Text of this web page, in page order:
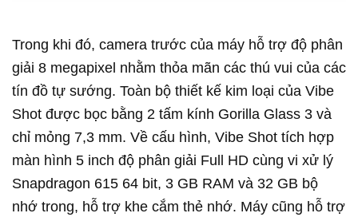
Trong khi đó, camera trước của máy hỗ trợ độ phân
giải 8 megapixel nhằm thỏa mãn các thú vui của các
tín đồ tự sướng. Toàn bộ thiết kế kim loại của Vibe
Shot được bọc bằng 2 tấm kính Gorilla Glass 3 và
chỉ mỏng 7,3 mm. Về cấu hình, Vibe Shot tích hợp
màn hình 5 inch độ phân giải Full HD cùng vi xử lý
Snapdragon 615 64 bit, 3 GB RAM và 32 GB bộ
nhớ trong, hỗ trợ khe cắm thẻ nhớ. Máy cũng hỗ trợ